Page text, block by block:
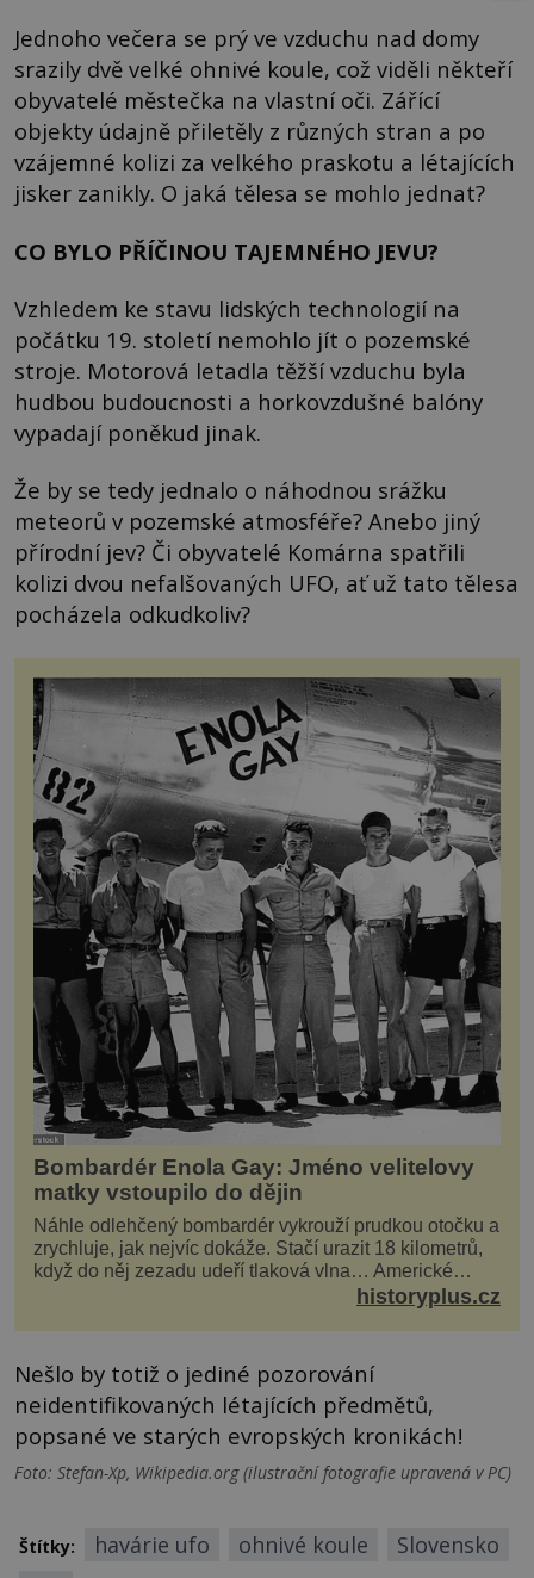
Jednoho večera se prý ve vzduchu nad domy
srazily dvě velké ohnivé koule, což viděli někteří
obyvatelé městečka na vlastní oči. Zářící
objekty údajně přiletěly z různých stran a po
vzájemné kolizi za velkého praskotu a létajících
jisker zanikly. O jaká tělesa se mohlo jednat?
CO BYLO PŘÍČINOU TAJEMNÉHO JEVU?
Vzhledem ke stavu lidských technologií na
počátku 19. století nemohlo jít o pozemské
stroje. Motorová letadla těžší vzduchu byla
hudbou budoucnosti a horkovzdušné balóny
vypadají poněkud jinak.
Že by se tedy jednalo o náhodnou srážku
meteorů v pozemské atmosféře? Anebo jiný
přírodní jev? Či obyvatelé Komárna spatřili
kolizi dvou nefalšovaných UFO, ať už tato tělesa
pocházela odkudkoliv?
Bombardér Enola Gay: Jméno velitelovy
matky vstoupilo do dějin
Náhle odlehčený bombardér vykrouží prudkou otočku a
zrychluje, jak nejvíc dokáže. Stačí urazit 18 kilometrů,
když do něj zezadu udeří tlaková vlna… Americké
rozhodnutí svrhnout ničivou jadernou bombu ...historyplus.cz
Nešlo by totiž o jediné pozorování
neidentifikovaných létajících předmětů,
popsané ve starých evropských kronikách!
Foto: Stefan-Xp, Wikipedia.org (ilustrační fotografie upravená v PC)
Štítky: havárie ufo ohnivé koule
Slovensko